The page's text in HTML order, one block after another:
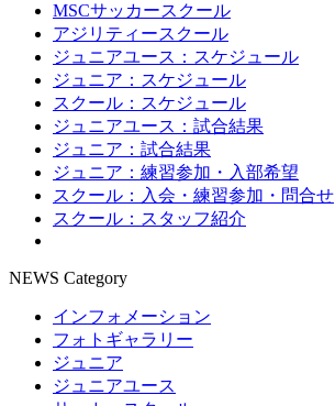
MSCサッカースクール
アジリティースクール
ジュニアユース：スケジュール
ジュニア：スケジュール
スクール：スケジュール
ジュニアユース：試合結果
ジュニア：試合結果
ジュニア：練習参加・入部希望
スクール：入会・練習参加・問合せ
スクール：スタッフ紹介
NEWS Category
インフォメーション
フォトギャラリー
ジュニア
ジュニアユース